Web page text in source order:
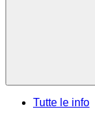
Tutte le info